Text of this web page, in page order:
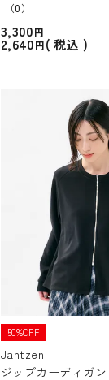
（0）
3,300
2,640 税込
50%OFF
Jantzen
ジップカーディガン